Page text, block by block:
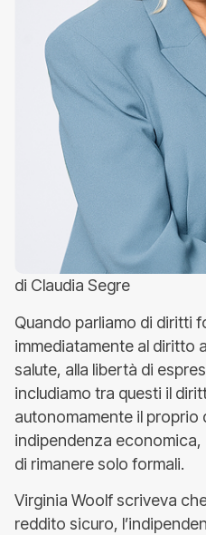
di Claudia Segre
Quando parliamo di diritti
immediatamente al diritto
salute, alla libertà di
includiamo tra questi il
autonomamente il proprio
indipendenza
di rimanere solo formali.
Virginia Woolf scriveva
reddito sicuro,